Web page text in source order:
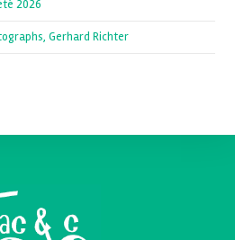
2026
Gerhard Richter